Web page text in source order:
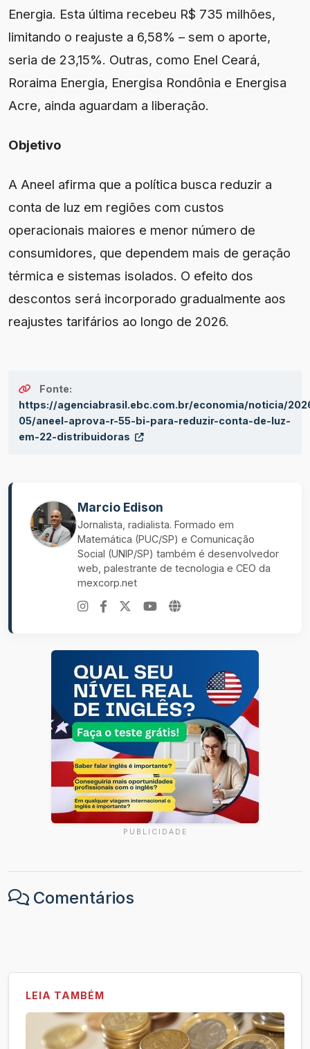
Energia. Esta última recebeu R$ 735 milhões,
limitando o reajuste a 6,58% – sem o aporte,
seria de 23,15%. Outras, como Enel Ceará,
Roraima Energia, Energisa Rondônia e Energisa
Acre, ainda aguardam a liberação.
Objetivo
A Aneel afirma que a política busca reduzir a
conta de luz em regiões com custos
operacionais maiores e menor número de
consumidores, que dependem mais de geração
térmica e sistemas isolados. O efeito dos
descontos será incorporado gradualmente aos
reajustes tarifários ao longo de 2026.
Fonte:
https://agenciabrasil.ebc.com.br/economia/noticia/
05/aneel-aprova-r-55-bi-para-reduzir-conta-de-luz-
em-22-distribuidoras
Marcio Edison
Jornalista, radialista. Formado em
Matemática (PUC/SP) e Comunicação
Social (UNIP/SP) também é desenvolvedor
web, palestrante de tecnologia e CEO da
mexcorp.net
PUBLICIDADE
Comentários
LEIA TAMBÉM